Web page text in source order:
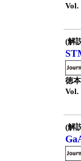
Vol.
(解
徳
Vol.
(解